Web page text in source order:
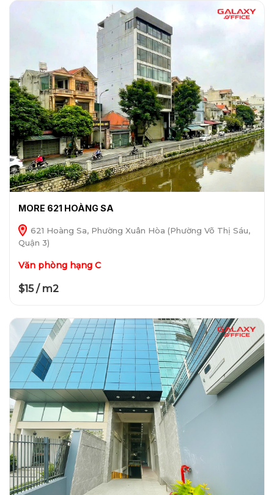
MORE 621 HOÀNG SA
621 Hoàng Sa, Phường Xuân Hòa (Phường Võ Thị Sáu,
Quận 3)
Văn phòng hạng C
$15 / m2